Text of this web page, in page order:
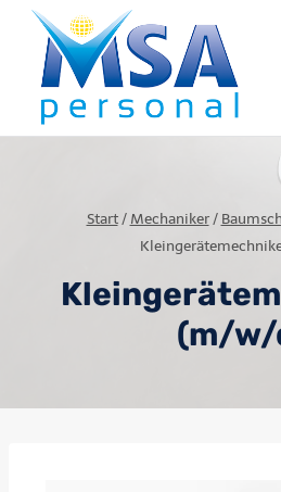
Start / Mechaniker /
(m/w/